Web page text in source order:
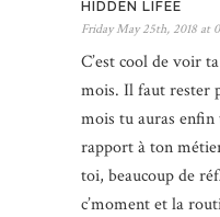
HIDDEN LIFEE
Friday May 25th, 2018 at
C’est cool de voir
mois. Il faut rester
mois tu auras enfin
rapport à ton
toi, beaucoup de
c’moment et la